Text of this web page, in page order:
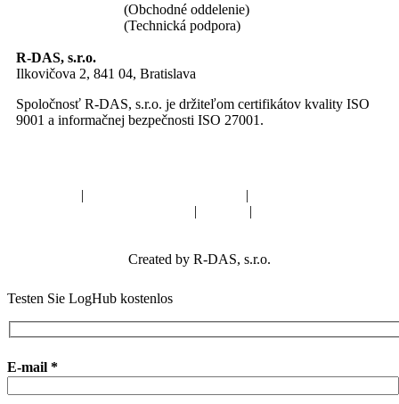
(Obchodné oddelenie)
(Technická podpora)
R-DAS, s.r.o.
Ilkovičova 2, 841 04, Bratislava
Spoločnosť R-DAS, s.r.o. je držiteľom certifikátov kvality ISO
9001 a informačnej bezpečnosti ISO 27001.
| |
| |
Created by R-DAS, s.r.o.
Testen Sie LogHub kostenlos
E-mail *